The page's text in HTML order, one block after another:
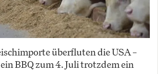
überfluten die USA –
BBQ zum 4. Juli trotzdem ein